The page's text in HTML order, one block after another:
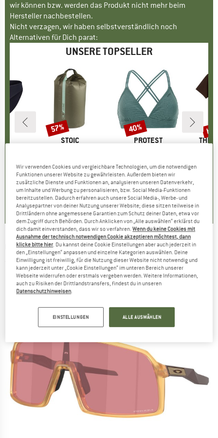
wir können bzw. werden das Produkt nicht mehr beim
Hersteller nachbestellen.
Nicht verzagen, wir haben selbstverständlich noch
Alternativen für Dich parat:
UNSERE TOPSELLER
Preis
3
)
MARKE
STOIC
Preis
CHF 9.80 reduzierter Preis
abCHF 4.21
5.0(2)
Rabatt
57%
MARKE
PROTEST
Preis
CHF 38.95reduzierter Preis
CHF 23.37
4.9(23)
Rabatt
40%
THE
OAKLEY -Sutro S2 VLT 23% - Velobrille
(0)
Wir verwenden Cookies und vergleichbare Technologien, um die notwendigen
Funktionen unserer Website zu gewährleisten. Außerdem bieten wir
zusätzliche Dienste und Funktionen an, analysieren unseren Datenverkehr,
um Inhalte und Werbung zu personalisieren, bzw. Social Media-Funktionen
bereitzustellen. Dadurch erfahren auch unsere Social Media-, Werbe- und
Analysepartner von deiner Nutzung unserer Website; diese sitzen teilweise in
Drittländern ohne angemessene Garantien zum Schutz deiner Daten, etwa vor
dem Zugriff durch Behörden. Durch Anklicken von „Alle auswählen“ erklärst du
dich damit einverstanden, dass wir so verfahren.Wenn du keine Cookies mit
Ausnahme der technisch notwendigen Cookie akzeptieren möchtest, dann
klicke bitte hier . Du kannst deine Cookie Einstellungen aber auch jederzeit in
den „Einstellungen“ anpassen und einzelne Kategorien auswählen. Deine
Einwilligung ist freiwillig, für die Nutzung dieser Website nicht notwendig und
kann jederzeit unter „Cookie Einstellungen“ im unteren Bereich unserer
Webseite widerrufen oder erstmals vergeben werden. Weitere Informationen,
auch zu Risiken der Drittlandstransfers, findest du in unseren
Datenschutzhinweisen
EINSTELLUNGEN ALLE AUSWÄHLEN